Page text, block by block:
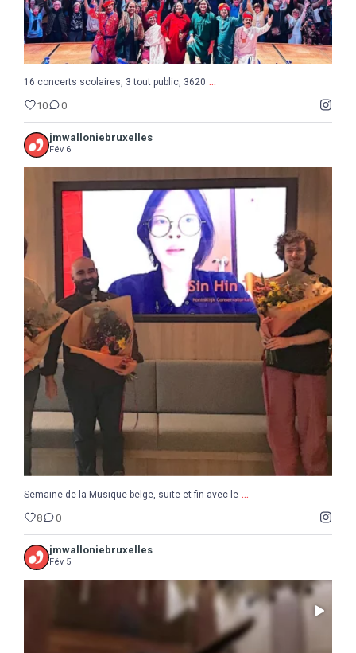
16 concerts scolaires, 3 tout public, 3620 ...
10 0
jmwalloniebruxelles
Fév 6
Semaine de la Musique belge, suite et fin avec le ...
Semaine de la Musique belge, suite et fin avec le ...
8 0
jmwalloniebruxelles
Fév 5